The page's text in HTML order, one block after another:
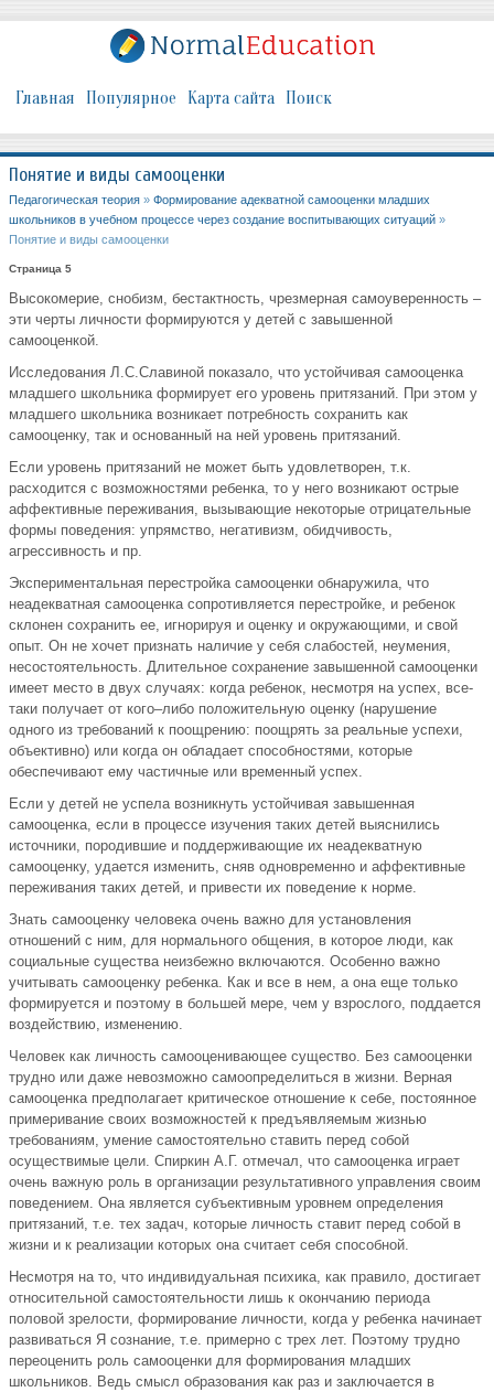
Главная Популярное Карта сайта Поиск
Понятие и виды самооценки
Педагогическая теория » Формирование адекватной самооценки младших
школьников в учебном процессе через создание воспитывающих ситуаций »
Понятие и виды самооценки
Страница 5
Высокомерие, снобизм, бестактность, чрезмерная самоуверенность –
эти черты личности формируются у детей с завышенной
самооценкой.
Исследования Л.С.Славиной показало, что устойчивая самооценка
младшего школьника формирует его уровень притязаний. При этом у
младшего школьника возникает потребность сохранить как
самооценку, так и основанный на ней уровень притязаний.
Если уровень притязаний не может быть удовлетворен, т.к.
расходится с возможностями ребенка, то у него возникают острые
аффективные переживания, вызывающие некоторые отрицательные
формы поведения: упрямство, негативизм, обидчивость,
агрессивность и пр.
Экспериментальная перестройка самооценки обнаружила, что
неадекватная самооценка сопротивляется перестройке, и ребенок
склонен сохранить ее, игнорируя и оценку и окружающими, и свой
опыт. Он не хочет признать наличие у себя слабостей, неумения,
несостоятельность. Длительное сохранение завышенной самооценки
имеет место в двух случаях: когда ребенок, несмотря на успех, все-
таки получает от кого–либо положительную оценку (нарушение
одного из требований к поощрению: поощрять за реальные успехи,
объективно) или когда он обладает способностями, которые
обеспечивают ему частичные или временный успех.
Если у детей не успела возникнуть устойчивая завышенная
самооценка, если в процессе изучения таких детей выяснились
источники, породившие и поддерживающие их неадекватную
самооценку, удается изменить, сняв одновременно и аффективные
переживания таких детей, и привести их поведение к норме.
Знать самооценку человека очень важно для установления
отношений с ним, для нормального общения, в которое люди, как
социальные существа неизбежно включаются. Особенно важно
учитывать самооценку ребенка. Как и все в нем, а она еще только
формируется и поэтому в большей мере, чем у взрослого, поддается
воздействию, изменению.
Человек как личность самооценивающее существо. Без самооценки
трудно или даже невозможно самоопределиться в жизни. Верная
самооценка предполагает критическое отношение к себе, постоянное
примеривание своих возможностей к предъявляемым жизнью
требованиям, умение самостоятельно ставить перед собой
осуществимые цели. Спиркин А.Г. отмечал, что самооценка играет
очень важную роль в организации результативного управления своим
поведением. Она является субъективным уровнем определения
притязаний, т.е. тех задач, которые личность ставит перед собой в
жизни и к реализации которых она считает себя способной.
Несмотря на то, что индивидуальная психика, как правило, достигает
относительной самостоятельности лишь к окончанию периода
половой зрелости, формирование личности, когда у ребенка начинает
развиваться Я сознание, т.е. примерно с трех лет. Поэтому трудно
переоценить роль самооценки для формирования младших
школьников. Ведь смысл образования как раз и заключается в